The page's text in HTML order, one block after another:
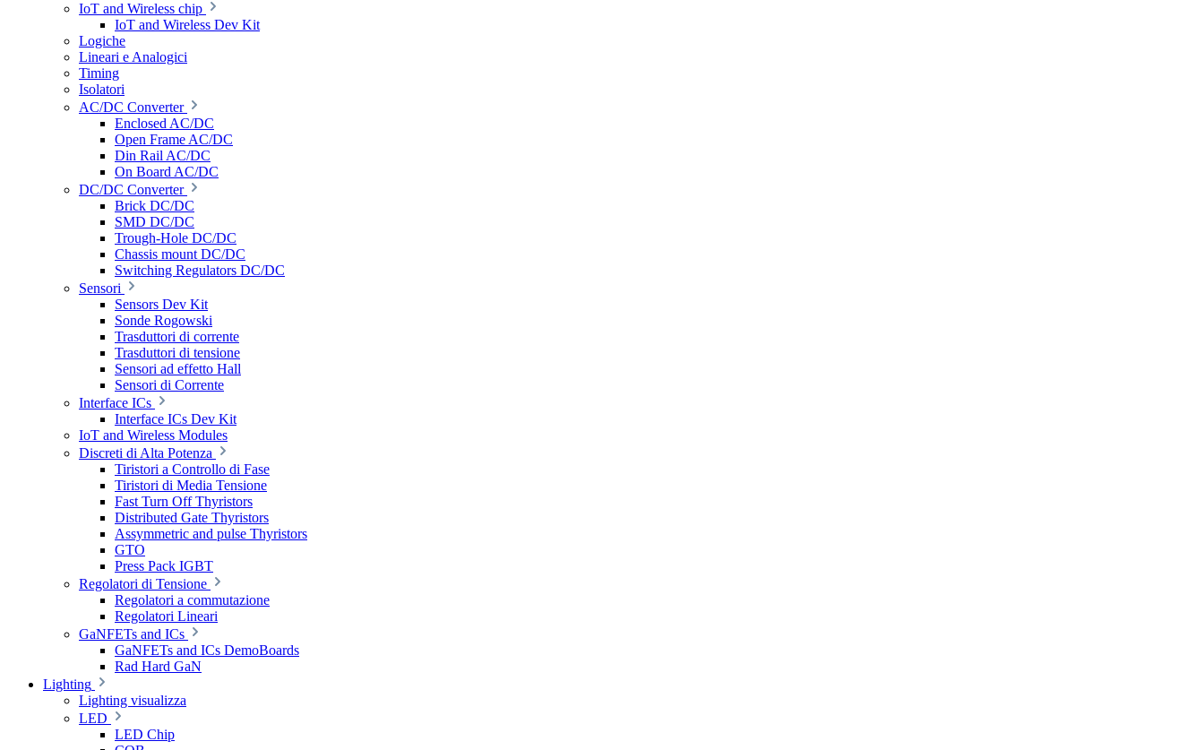
IoT and Wireless chip
IoT and Wireless Dev Kit
Logiche
Lineari e Analogici
Timing
Isolatori
AC/DC Converter
Enclosed AC/DC
Open Frame AC/DC
Din Rail AC/DC
On Board AC/DC
DC/DC Converter
Brick DC/DC
SMD DC/DC
Trough-Hole DC/DC
Chassis mount DC/DC
Switching Regulators DC/DC
Sensori
Sensors Dev Kit
Sonde Rogowski
Trasduttori di corrente
Trasduttori di tensione
Sensori ad effetto Hall
Sensori di Corrente
Interface ICs
Interface ICs Dev Kit
IoT and Wireless Modules
Discreti di Alta Potenza
Tiristori a Controllo di Fase
Tiristori di Media Tensione
Fast Turn Off Thyristors
Distributed Gate Thyristors
Assymmetric and pulse Thyristors
GTO
Press Pack IGBT
Regolatori di Tensione
Regolatori a commutazione
Regolatori Lineari
GaNFETs and ICs
GaNFETs and ICs DemoBoards
Rad Hard GaN
Lighting
Lighting visualizza
LED
LED Chip